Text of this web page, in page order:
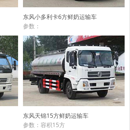
东风小多利卡6方鲜奶运输车
参数：
东风天锦15方鲜奶运输车
参数：容积15方